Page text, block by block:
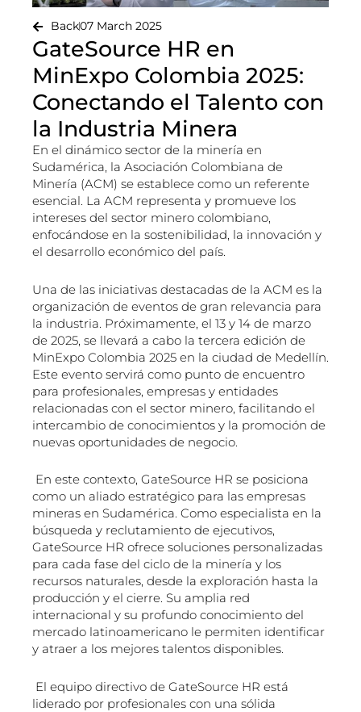
Back07 March 2025
GateSource HR en
MinExpo Colombia 2025:
Conectando el Talento con
la Industria Minera
En el dinámico sector de la minería en
Sudamérica, la Asociación Colombiana de
Minería (ACM) se establece como un referente
esencial. La ACM representa y promueve los
intereses del sector minero colombiano,
enfocándose en la sostenibilidad, la innovación y
el desarrollo económico del país.
Una de las iniciativas destacadas de la ACM es la
organización de eventos de gran relevancia para
la industria. Próximamente, el 13 y 14 de marzo
de 2025, se llevará a cabo la tercera edición de
MinExpo Colombia 2025 en la ciudad de Medellín.
Este evento servirá como punto de encuentro
para profesionales, empresas y entidades
relacionadas con el sector minero, facilitando el
intercambio de conocimientos y la promoción de
nuevas oportunidades de negocio.
En este contexto, GateSource HR se posiciona
como un aliado estratégico para las empresas
mineras en Sudamérica. Como especialista en la
búsqueda y reclutamiento de ejecutivos,
GateSource HR ofrece soluciones personalizadas
para cada fase del ciclo de la minería y los
recursos naturales, desde la exploración hasta la
producción y el cierre. Su amplia red
internacional y su profundo conocimiento del
mercado latinoamericano le permiten identificar
y atraer a los mejores talentos disponibles.
El equipo directivo de GateSource HR está
liderado por profesionales con una sólida